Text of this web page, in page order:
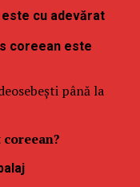
este cu adevărat
coreean este
până la